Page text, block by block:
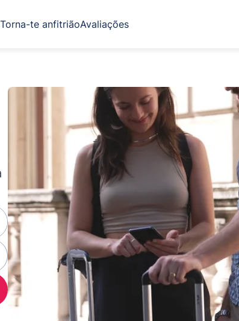
Torna-te anfitriãoAvaliações